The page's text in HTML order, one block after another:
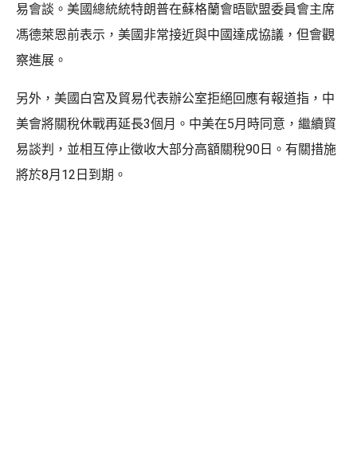
易會談。美國總統統特朗普在蘇格蘭會晤歐盟委員會主席
馮德萊恩前表示，美國非常接近與中國達成協議，但會觀
察進展。
另外，美國白宮及貿易代表辦公室拒絕回應有報道指，中
美會將關稅休戰再延長3個月。中美在5月時同意，繼續貿
易談判，並相互停止徵收大部分高額關稅90日。有關措施
將於8月12日到期。